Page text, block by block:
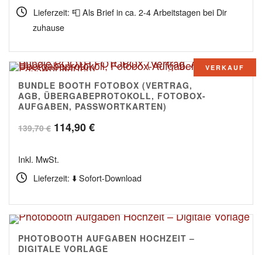
Lieferzeit: 📮 Als Brief in ca. 2-4 Arbeitstagen bei Dir
zuhause
VERKAUF
4.00
BUNDLE BOOTH FOTOBOX (VERTRAG,
AGB, ÜBERGABEPROTOKOLL, FOTOBOX-
AUFGABEN, PASSWORTKARTEN)
139,70€ Ursprünglicher
war:
139,70 €
114,90€Aktueller
114,90 €.
Inkl. MwSt.
Lieferzeit: ⬇️ Sofort-Download
4.50
PHOTOBOOTH AUFGABEN HOCHZEIT –
DIGITALE VORLAGE